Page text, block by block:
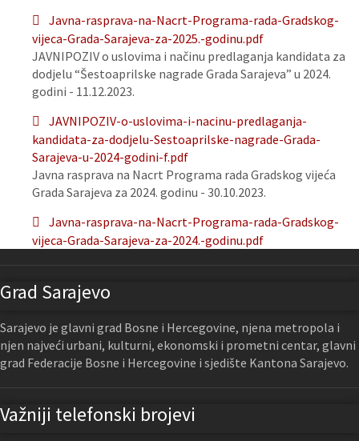
Javna-rasprava-na-Nacrt-Programa-rada-Gradskog-
vijeca-Grada-Sarajeva-za-2025.-godinu.pdf
JAVNIPOZIV o uslovima i načinu predlaganja kandidata za
dodjelu “Šestoaprilske nagrade Grada Sarajeva” u 2024.
godini - 11.12.2023.
JAVNIPOZIV-o-uslovima-i-nacinu-predlaganja-
kandidata-za-dodjelu-Sestoaprilske-nagrade-Grada-
Sarajeva-u-2024-godini-f.pdf
Javna rasprava na Nacrt Programa rada Gradskog vijeća
Grada Sarajeva za 2024. godinu - 30.10.2023.
Javna-rasprava-na-Nacrt-Programa-rada-Gradskog-
vijeca-Grada-Sarajeva-za-2024.-godinu.pdf
Grad Sarajevo
Sarajevo je glavni grad Bosne i Hercegovine, njena metropola i
njen najveći urbani, kulturni, ekonomski i prometni centar, glavni
grad Federacije Bosne i Hercegovine i sjedište Kantona Sarajevo.
Važniji telefonski brojevi